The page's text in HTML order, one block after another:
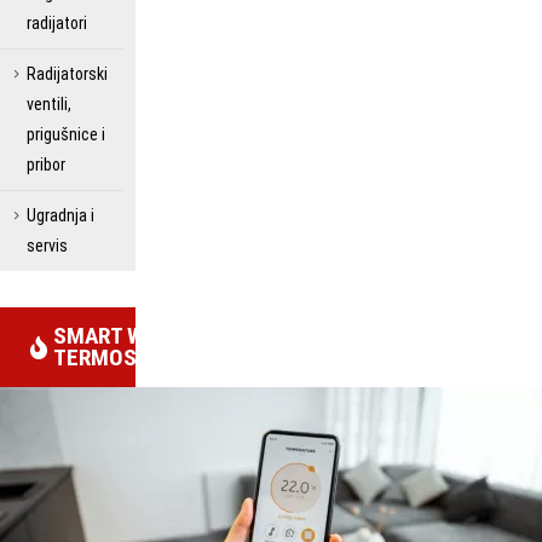
radijatori
Radijatorski
ventili,
prigušnice i
pribor
Ugradnja i
servis
SMART WIFI
TERMOSTATI